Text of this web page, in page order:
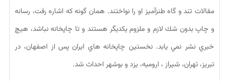
مقالات تند و گاه طنزآميز او را نواختند. همان گونه كه اشاره رفت، رسانه
و چاپ بدون شك لازم و ملزوم يكديگر هستند و تا چاپخانه نباشد، هيچ
خبري نشر نمي يابد. نخستين چاپخانه هاي ايران پس از اصفهان، در
تبريز، تهران، شيراز ، اروميه، يزد و بوشهر احداث شد.